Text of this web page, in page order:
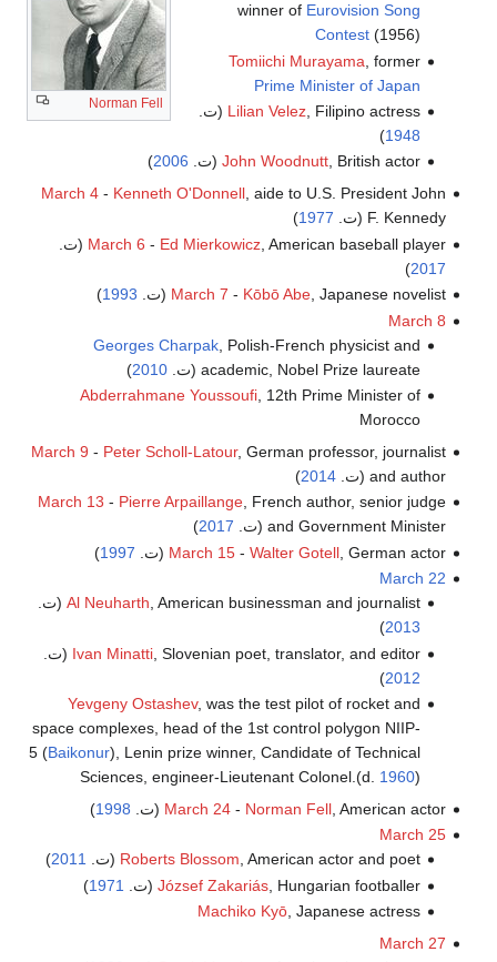
Norman Fell
winner of Eurovision Song
Contest (1956)
Tomiichi Murayama , former
Prime Minister of Japan
Lilian Velez , Filipino actress (ت.
1948
)
John Woodnutt, British actor (ت. 2006
)
March 4- Kenneth O'Donnell, aide to U.S. President John
F. Kennedy (ت.
1977
)
March 6 - Ed Mierkowicz, American baseball player (ت.
2017
)
March 7 - Kōbō Abe, Japanese novelist (ت. 1993
)
March 8
Georges Charpak , Polish-French physicist and
academic, Nobel Prize laureate (ت.
2010
)
Abderrahmane Youssoufi , 12th Prime Minister of
Morocco
March 9 - Peter Scholl-Latour, German professor, journalist
and author (ت.
2014
)
March 13 - Pierre Arpaillange, French author, senior judge
and Government Minister (ت.
2017
)
March 15- Walter Gotell, German actor (ت. 1997
)
March 22
Al Neuharth , American businessman and journalist (ت.
2013
)
Ivan Minatti , Slovenian poet, translator, and editor (ت.
2012
)
Yevgeny Ostashev, was the test pilot of rocket and
space complexes, head of the 1st control polygon NIIP-
5 (Baikonur), Lenin prize winner, Candidate of Technical
Sciences, engineer-Lieutenant Colonel.(d. 1960)
March 24- Norman Fell, American actor (ت. 1998
)
March 25
Roberts Blossom, American actor and poet (ت. 2011
)
József Zakariás , Hungarian footballer (ت. 1971
)
Machiko Kyō , Japanese actress
March 27